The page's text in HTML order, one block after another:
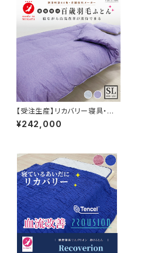
【受注生産】リカバリー寝具・百
歳 羽毛掛け布団 S/SD/D プラ
ウシオン®加工
¥242,000